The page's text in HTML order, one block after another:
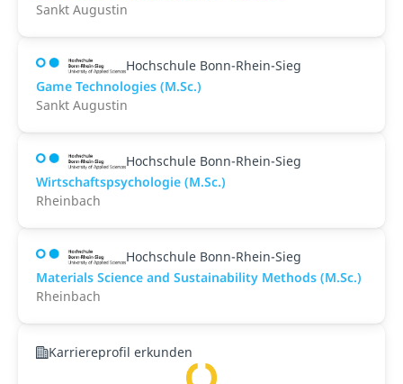
Sankt Augustin
Hochschule Bonn-Rhein-Sieg
Game Technologies (M.Sc.)
Sankt Augustin
Hochschule Bonn-Rhein-Sieg
Wirtschaftspsychologie (M.Sc.)
Rheinbach
Hochschule Bonn-Rhein-Sieg
Materials Science and Sustainability Methods (M.Sc.)
Rheinbach
Karriereprofil erkunden